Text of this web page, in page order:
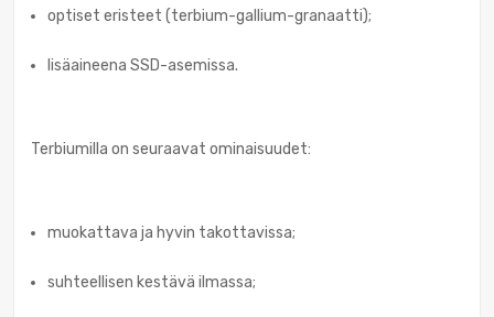
optiset eristeet (terbium-gallium-granaatti);
lisäaineena SSD-asemissa.
Terbiumilla on seuraavat ominaisuudet:
muokattava ja hyvin takottavissa;
suhteellisen kestävä ilmassa;